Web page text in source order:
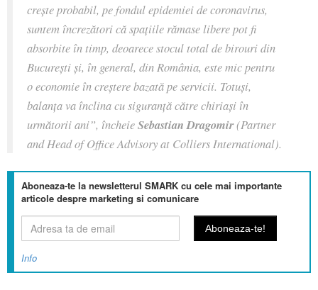
crește probabil, pe fondul epidemiei de coronavirus,
suntem încrezători că spațiile rămase libere pot fi
absorbite în timp, deoarece stocul total de birouri din
București și, în general, din România, este mic pentru
o economie în creștere bazată pe servicii. Totuși,
balanța va înclina cu siguranță către chiriași în
următorii ani”, încheieSebastian Dragomir(Partner
and Head of Office Advisory at Colliers International).
Aboneaza-te la newsletterul SMARK cu cele mai importante
articole despre marketing si comunicare
Info